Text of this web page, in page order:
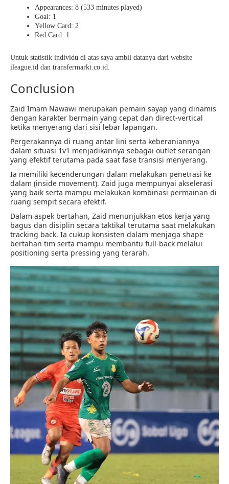
Appearances: 8 (533 minutes played)
Goal: 1
Yellow Card: 2
Red Card: 1
Untuk statistik individu di atas saya ambil datanya dari website
ileague.id dan transfermarkt.co.id
Conclusion
Zaid Imam Nawawi merupakan pemain sayap yang dinamis
dengan karakter bermain yang cepat dan direct-vertical
ketika menyerang dari sisi lebar lapangan.
Pergerakannya di ruang antar lini serta keberaniannya
dalam situasi 1v1 menjadikannya sebagai outlet serangan
yang efektif terutama pada saat fase transisi menyerang.
Ia memiliki kecenderungan dalam melakukan penetrasi ke
dalam (inside movement). Zaid juga mempunyai akselerasi
yang baik serta mampu melakukan kombinasi permainan di
ruang sempit secara efektif.
Dalam aspek bertahan, Zaid menunjukkan etos kerja yang
bagus dan disiplin secara taktikal terutama saat melakukan
tracking back. Ia cukup konsisten dalam menjaga shape
bertahan tim serta mampu membantu full-back melalui
positioning serta pressing yang terarah.